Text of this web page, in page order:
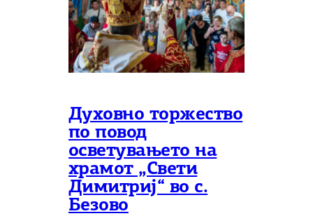
Духовно торжество
по повод
осветувањето на
храмот „Свети
Димитриј“ во с.
Безово